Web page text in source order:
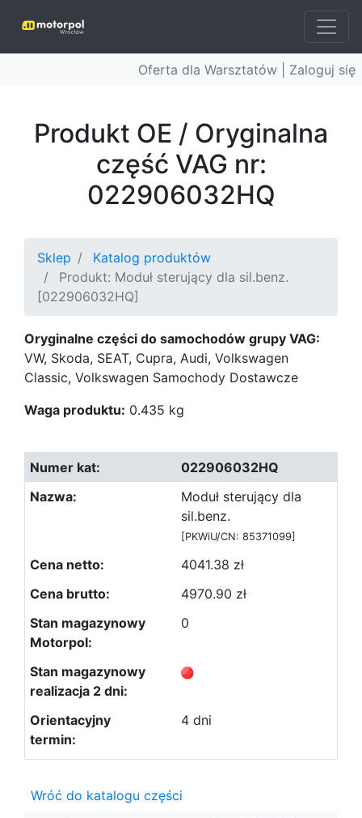
Oferta dla Warsztatów | Zaloguj się
Produkt OE / Oryginalna
część VAG nr:
022906032HQ
Sklep
Katalog produktów
Produkt: Moduł sterujący dla sil.benz.
[022906032HQ]
Oryginalne części do samochodów grupy VAG:
VW, Skoda, SEAT, Cupra, Audi, Volkswagen
Classic, Volkswagen Samochody Dostawcze
Waga produktu: 0.435 kg
022906032HQ
Moduł sterujący dla
sil.benz.
[PKWiU/CN: 85371099]
4041.38 zł
4970.90 zł
0
4 dni
Wróć do katalogu części